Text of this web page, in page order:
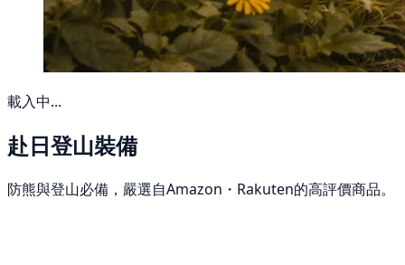
載入中...
赴日登山裝備
防熊與登山必備，嚴選自Amazon・Rakuten的高評價商品。